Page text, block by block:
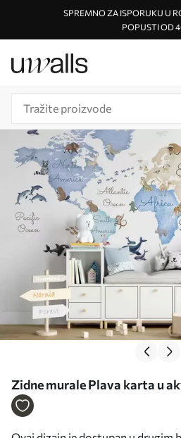
SPREMNO ZA ISPORUKU U
POPUSTI OD
Zidne murale Plava karta u
životinjama. Oznake na